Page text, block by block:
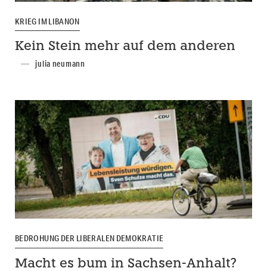
KRIEG IM LIBANON
Kein Stein mehr auf dem anderen
julia neumann
BEDROHUNG DER LIBERALEN DEMOKRATIE
Macht es bum in Sachsen-Anhalt?